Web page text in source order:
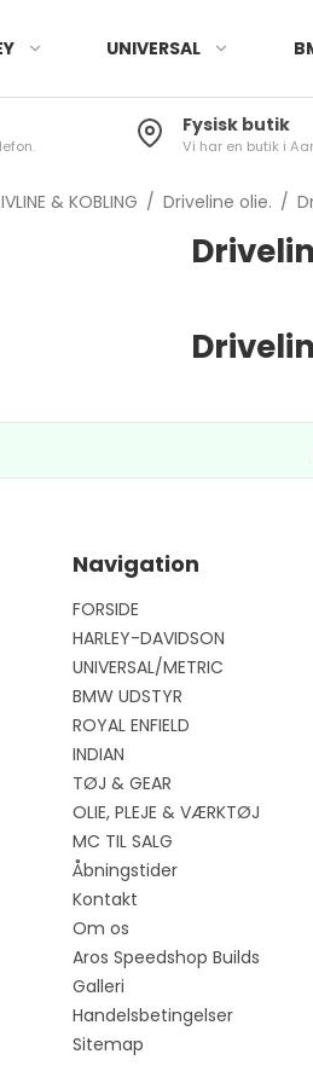
UNIVERSAL
Fysisk butik
Vi har en butik i
& KOBLING / Driveline olie. /
Navigation
FORSIDE
HARLEY-DAVIDSON
UNIVERSAL/METRIC
BMW UDSTYR
ROYAL ENFIELD
INDIAN
TØJ & GEAR
OLIE, PLEJE & VÆRKTØJ
MC TIL SALG
Åbningstider
Kontakt
Om os
Aros Speedshop Builds
Galleri
Handelsbetingelser
Sitemap